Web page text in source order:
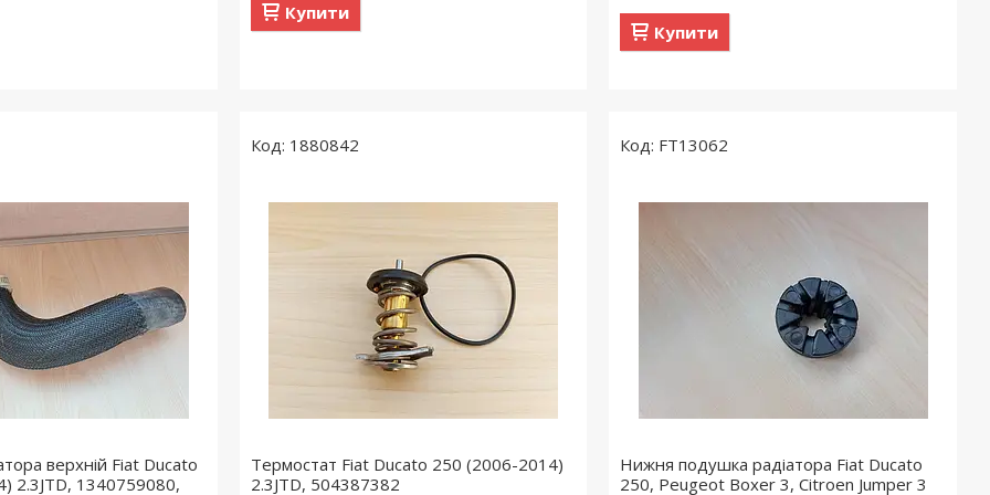
Купити
Купити
верхній Fiat Ducato
2.3JTD, 1340759080,
1880842
Термостат Fiat Ducato 250 (2006-2014)
2.3JTD, 504387382
FT13062
Нижня подушка радіатора Fiat Ducato
250, Peugeot Boxer 3, Citroen Jumper 3